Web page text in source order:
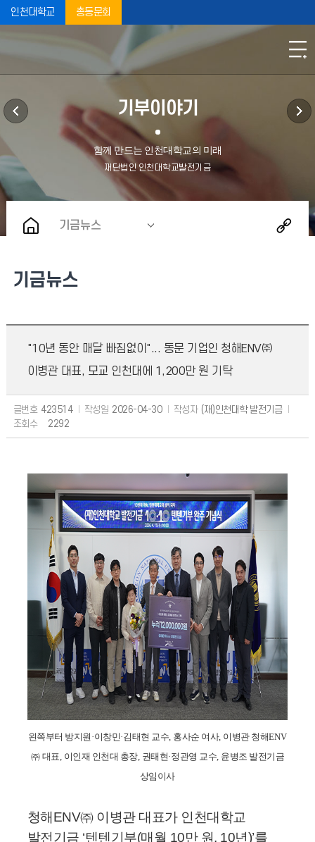
인천대학교 총동문회
기부이야기
기금뉴스
기금뉴스
"10년 동안 매달 빠짐없이"... 동문 기업인 청해ENV㈜
이병관 대표, 모교 인천대에 1,200만 원 기탁
글번호 423514 작성일 2026-04-30 작성자 (재)인천대학 발전기금
조회수
2292
왼쪽부터 방지원 ·이창민·김태현 교수 홍사순 여사, 이병관 청해ENV
㈜ 대표 이인재 인천대 총장, 권태현·정관영 교수 윤병조 발전기금
상임이사
청해ENV㈜ 이병관 대표가 인천대학교
발전기금 ‘텐텐기부(매월 10만 원, 10년)’를